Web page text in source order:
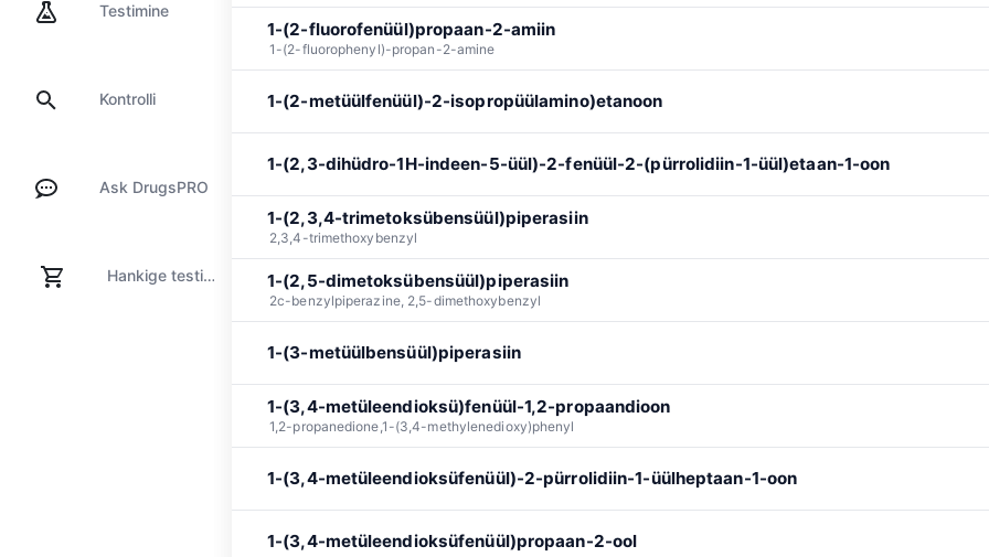
Testimine
Kontrolli
Ask DrugsPRO
Hankige testikomplekt
1-(2-fluorofenüül)propaan-2-amiin
1-(2-fluorophenyl)-propan-2-amine
1-(2-metüülfenüül)-2-isopropüülamino)etanoon
1-(2,3-dihüdro-1H-indeen-5-üül)-2-fenüül-2-(pürrolidiin-1-üül)etaan-1-oon
1-(2,3,4-trimetoksübensüül)piperasiin
2,3,4-trimethoxybenzyl
1-(2,5-dimetoksübensüül)piperasiin
2c-benzylpiperazine, 2,5-dimethoxybenzyl
1-(3-metüülbensüül)piperasiin
1-(3,4-metüleendioksü)fenüül-1,2-propaandioon
1,2-propanedione,1-(3,4-methylenedioxy)phenyl
1-(3,4-metüleendioksüfenüül)-2-pürrolidiin-1-üülheptaan-1-oon
1-(3,4-metüleendioksüfenüül)propaan-2-ool